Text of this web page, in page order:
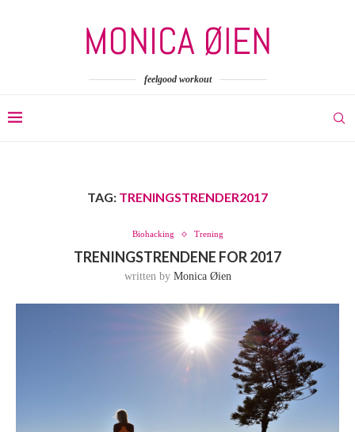
feelgood workout
TAG: TRENINGSTRENDER2017
Biohacking Trening
TRENINGSTRENDENE FOR 2017
written by Monica Øien